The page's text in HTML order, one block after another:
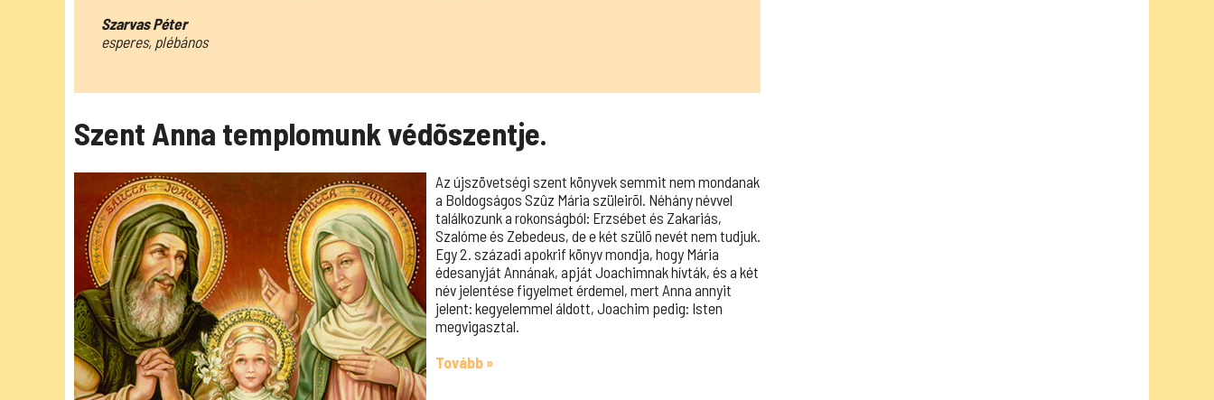
Szarvas Péter
esperes, plébános
Szent Anna templomunk védõszentje.
Az újszövetségi szent könyvek semmit nem mondanak
a Boldogságos Szûz Mária szüleirõl. Néhány névvel
találkozunk a rokonságból: Erzsébet és Zakariás,
Szalóme és Zebedeus, de e két szülõ nevét nem tudjuk.
Egy 2. századi apokrif könyv mondja, hogy Mária
édesanyját Annának, apját Joachimnak hívták, és a két
név jelentése figyelmet érdemel, mert Anna annyit
jelent: kegyelemmel áldott, Joachim pedig: Isten
megvigasztal.
Tovább »